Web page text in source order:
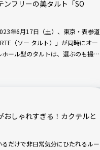
ンフリーの美タルト「SO
年6月17日（土）、東京・表参道
（ソー タルト）」が同時にオー
ール型のタルトは、選ぶのも撮影
おしゃれすぎる！カクテルと
だけで非日常気分にひたれるルー